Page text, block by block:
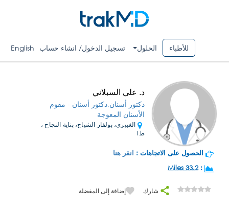
للأطباء الحلول تسجيل الدخول/ انشاء حساب English
د. علي السبلاني
دكتور أسنان,دكتور أسنان - مقوم
الأسنان المعوجة
الغبيري، بولفار الشياح، بناية النجاح ،
ط1
الحصول على الاتجاهات : انقر هنا
:
33.2 Miles
شارك إضافة إلى المفضلة